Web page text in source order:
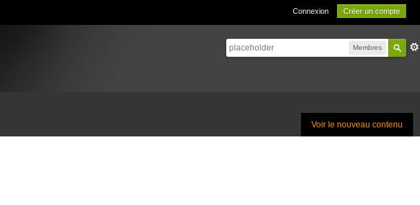
Connexion Créer un compte
Membres
Voir le nouveau contenu